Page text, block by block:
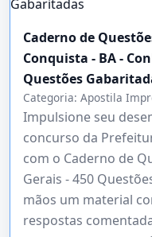
Caderno de
Conquista - BA -
Questões
Categoria: Apostila
Impulsione seu
concurso da
com o Caderno de
Gerais - 450
mãos um material
respostas